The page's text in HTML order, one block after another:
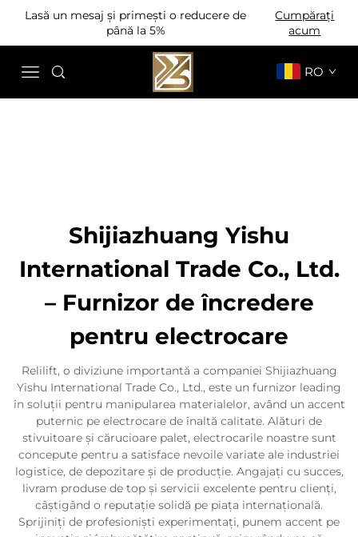
Lasă un mesaj și primești o reducere de
până la 5%
Cumpărați
acum
RO
Shijiazhuang Yishu
International Trade Co., Ltd.
– Furnizor de încredere
pentru electrocare
Relilift, o diviziune importantă a companiei Shijiazhuang
Yishu International Trade Co., Ltd., este un furnizor leading
în soluții pentru manipularea materialelor, având un accent
puternic pe electrocare de înaltă calitate. Alături de
stivuitoare și cărucioare palet, electrocarile noastre sunt
concepute pentru a satisface nevoile variate ale industriei
logistice, de depozitare și de producție. Angajați cu succes,
livram produse de top și servicii excelente pentru clienți,
câștigând o reputație solidă pe piața internațională.
Sprijiniți de profesioniști experimentați, punem accent pe